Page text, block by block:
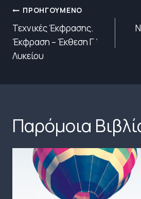
Πλοήγηση
άρθρων
ΠΡΟΗΓΟΎΜΕΝΟ
Τεχνικές Έκφρασης.
Έκφραση – Έκθεση Γ΄
Λυκείου
Παρόμοια